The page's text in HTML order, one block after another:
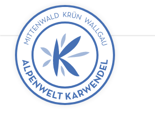
zurück
zur
Startseite